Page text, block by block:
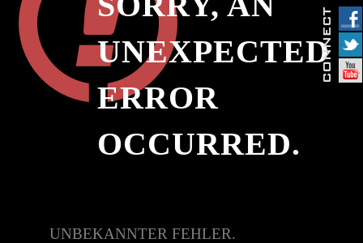
UNEXPECTED
ERROR
OCCURRED.
UNBEKANNTER FEHLER.